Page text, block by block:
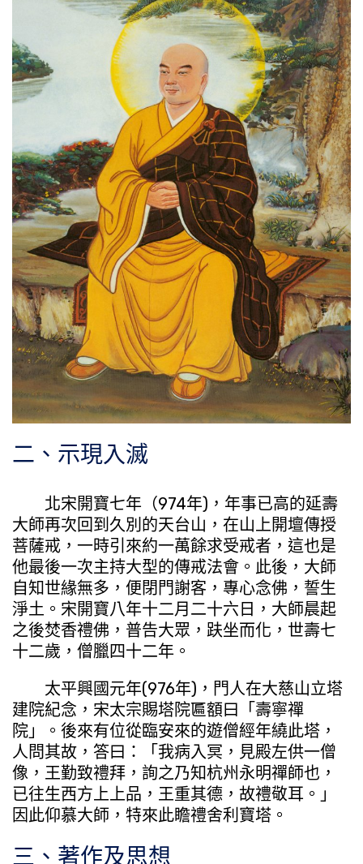
二、示現入滅
北宋開寶七年（974年)，年事已高的延壽
大師再次回到久別的天台山，在山上開壇傳授
菩薩戒，一時引來約一萬餘求受戒者，這也是
他最後一次主持大型的傳戒法會。此後，大師
自知世緣無多，便閉門謝客，專心念佛，誓生
淨土。宋開寶八年十二月二十六日，大師晨起
之後焚香禮佛，普告大眾，趺坐而化，世壽七
十二歲，僧臘四十二年。
太平興國元年(976年)，門人在大慈山立塔
建院紀念，宋太宗賜塔院匾額曰「壽寧禪
院」。後來有位從臨安來的遊僧經年繞此塔，
人問其故，答曰：「我病入冥，見殿左供一僧
像，王勤致禮拜，詢之乃知杭州永明禪師也，
已往生西方上上品，王重其德，故禮敬耳。」
因此仰慕大師，特來此瞻禮舍利寶塔。
三、著作及思想